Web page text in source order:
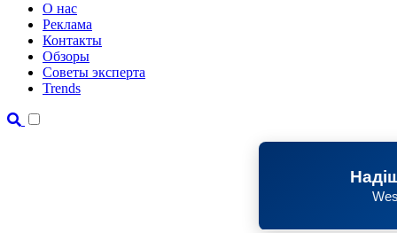
О нас
Реклама
Контакты
Обзоры
Советы эксперта
Trends